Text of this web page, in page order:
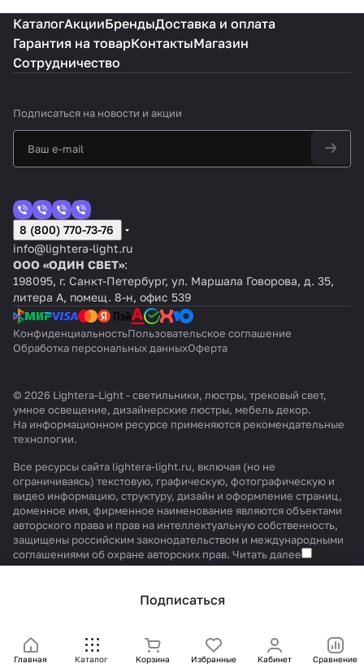
Подписаться
Главная Каталог Корзина Избранные Кабинет Сравнение
КаталогАкцииБрендыДоставка и оплата
Гарантия на товарКонтактыМагазин
Сотрудничество
Подписаться на новости и акции
8 (800) 770-73-76
info@lightera-light.ru
ООО «ОДИН СВЕТ»:
198095, г. Санкт-Петербург, ул. Маршала Говорова, д. 35,
литера А, помещ. 8-н, офис 539
КонфиденциальностьПользовательское соглашение
Обработка персональных данныхОферта
© 2026 Lightera-Light - светильники, люстры, трековый свет,
умное освещение, дизайнерские люстры, мебель декор.
На информационном ресурсе применяются рекомендательные
технологии.
Все ресурсы сайта lightera-light.ru, включая (но не
ограничиваясь) текстовую, графическую, фотографическую и
видео информацию, структуру, дизайн и оформление страниц,
доменное имя, фирменное наименование являются объектами
авторского права и прав на интеллектуальную собственность,
защищены российским законодательством и международными
соглашениями об охране авторских прав. Читать далее